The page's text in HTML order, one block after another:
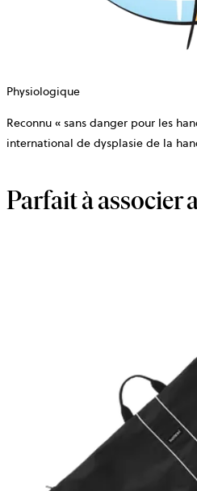
Physiologique
Reconnu « sans danger pour les
international de dysplasie de la
Parfait à associer